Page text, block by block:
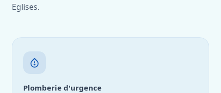
Eglises.
Plomberie d'urgence